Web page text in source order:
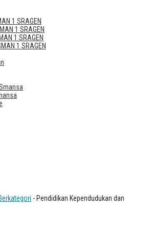
1 SRAGEN
1 SRAGEN
1 SRAGEN
1 SRAGEN
- Pendidikan Kependudukan dan